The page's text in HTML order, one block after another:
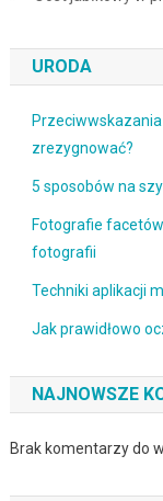
URODA
zrezygnować?
5 sposobów na
Fotografie
fotografii
Techniki aplikacji
Jak prawidłowo
NAJNOWSZE
Brak komentarzy do